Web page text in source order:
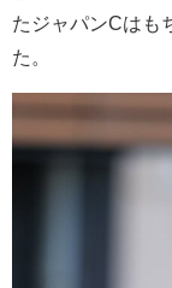
たジャパンCはも
た。